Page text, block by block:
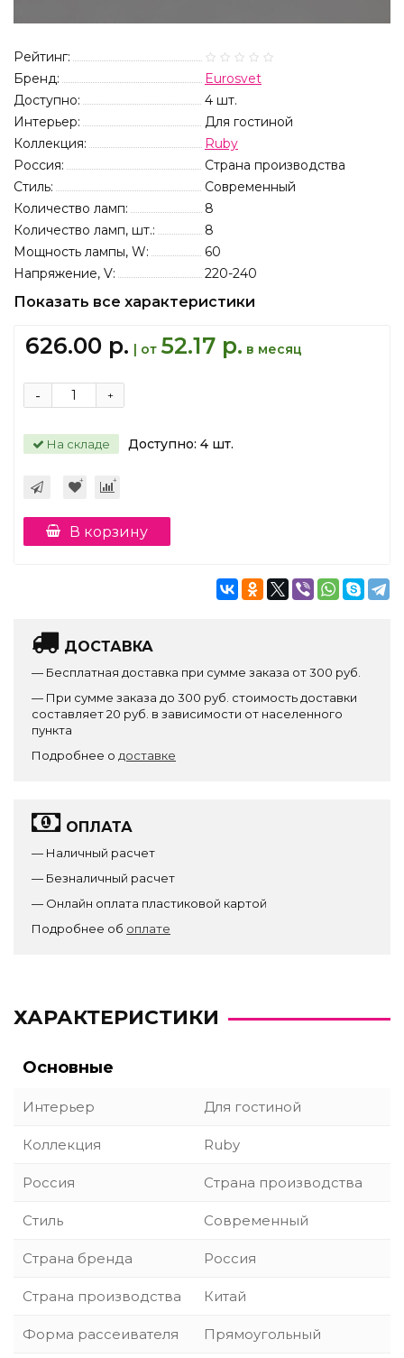
Рейтинг:
Бренд:
Eurosvet
Доступно:
4 шт.
Интерьер:
Для гостиной
Коллекция:
Ruby
Россия:
Страна производства
Стиль:
Современный
Количество ламп:
8
Количество ламп, шт.:
8
Мощность лампы, W:
60
Напряжение, V:
220-240
Показать все характеристики
626.00 р. | от 52.17 р. в месяц
+
-
На складе Доступно: 4 шт.
В корзину
ДОСТАВКА
— Бесплатная доставка при сумме заказа от 300 руб.
— При сумме заказа до 300 руб. стоимость доставки
составляет 20 руб. в зависимости от населенного
пункта
Подробнее о доставке
ОПЛАТА
— Наличный расчет
— Безналичный расчет
— Онлайн оплата пластиковой картой
Подробнее об оплате
ХАРАКТЕРИСТИКИ
Основные
Интерьер Для гостиной
Коллекция Ruby
Россия Страна производства
Стиль Современный
Страна бренда Россия
Страна производства Китай
Форма рассеивателя Прямоугольный